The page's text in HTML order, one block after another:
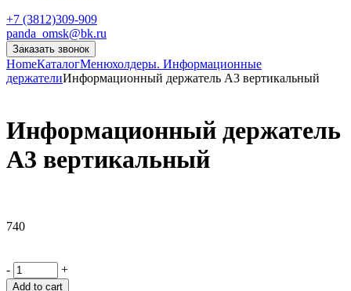
+7 (3812)309-909
panda_omsk@bk.ru
Заказать звонок
HomeКаталогМенюхолдеры. Информационные
держателиИнформационный держатель А3 вертикальный
Информационный держатель
А3 вертикальный
740
- +
Add to cart